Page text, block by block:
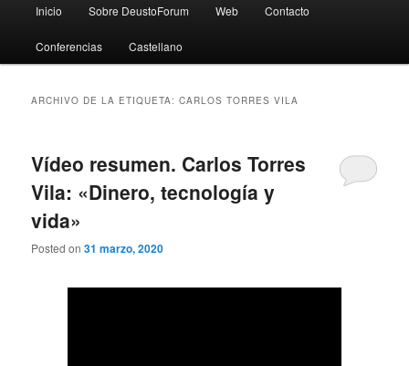
Ir al contenido principal
Ir al contenido secundario
Inicio Sobre DeustoForum Web Contacto
Conferencias Castellano
ARCHIVO DE LA ETIQUETA:CARLOS TORRES VILA
Vídeo resumen. Carlos Torres
Vila: «Dinero, tecnología y
vida»
Posted on31 marzo, 2020